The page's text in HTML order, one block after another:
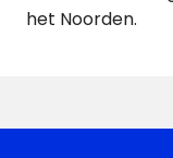
het Noorden.